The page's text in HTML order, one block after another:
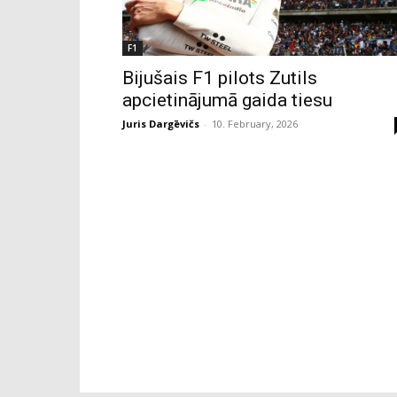
F1
Bijušais F1 pilots Zutils
apcietinājumā gaida tiesu
Juris Dargēvičs - 10. February, 2026